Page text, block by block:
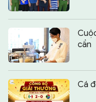
cần
Cá